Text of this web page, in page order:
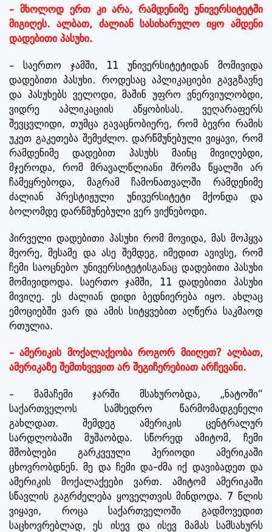
– მხოლოდ ერთ კი არა, რამდენიმე უნივერსიტეტში
მიგიღეს. ალბათ, ძალიან სასიხარულო იყო ამდენი
დადებითი პასუხი.
– საერთო ჯამში, 11 უნივერსიტეტიდან მომივიდა
დადებითი პასუხი. როდესაც აპლიკაციები გავგზავნე
და პასუხებს ველოდი, მაშინ უფრო ვნერვიულობდი,
ვიდრე აპლიკაციის აწყობისას. ვეღარაფერს
შევცვლიდი, თუმცა გავაცნობიერე, რომ ბევრი რამის
უკეთ გაკეთება შემეძლო. დარწმუნებული ვიყავი, რომ
რამდენიმე დადებით პასუხს მაინც მივიღებდი,
მჯეროდა, რომ მრავალწლიანი შრომა წყალში არ
ჩამეყრებოდა, მაგრამ ჩამონათვალში რამდენიმე
ძალიან პრესტიჟული უნივერსიტეტი მქონდა და
ბოლომდე დარწმუნებული ვერ ვიქნებოდი.
პირველი დადებითი პასუხი რომ მოვიდა, მას მოჰყვა
მეორე, მესამე და ასე შემდეგ, იმედით ავივსე, რომ
ჩემი საოცნებო უნივერსიტეტისგანაც დადებითი პასუხი
მომივიდოდა. საერთო ჯამში, 11 დადებითი პასუხი
მივიღე. ეს ძალიან დიდი ბედნიერება იყო. ახლაც
ემოციებში ვარ და ამის სიტყვებით აღწერა საკმაოდ
რთულია.
– ამერიკის მოქალაქეობა როგორ მიიღეთ? ალბათ,
ამერიკაზე შემთხვევით არ შეგიჩერებიათ არჩევანი.
– მამაჩემი ჯარში მსახურობდა, „ნატოში“
საქართველოს სამხედრო წარმომადგენელი
გახლდათ. შემდეგ ამერიკის ცენტრალურ
სარდლობაში მუშაობდა. სწორედ ამიტომ, ჩემი
მშობლები გარკვეული პერიოდი ამერიკაში
ცხოვრობდნენ. მე და ჩემი და-ძმა იქ დავიბადეთ და
ამერიკის მოქალაქეები ვართ. ამიტომ ამერიკაში
სწავლის გაგრძელება ყოველთვის მინდოდა. 7 წლის
ვიყავი, როცა საქართველოში გადმოვედით
საცხოვრებლად, ეს ისევ და ისევ მამას სამსახურს